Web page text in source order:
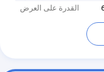
القدرة على العرض